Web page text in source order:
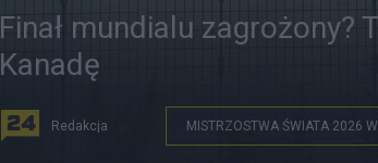
Finał mundialu zagrożony?
Kanadę
Redakcja MISTRZOSTWA ŚWIATA 2026